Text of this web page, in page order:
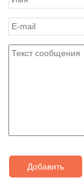
Добавить